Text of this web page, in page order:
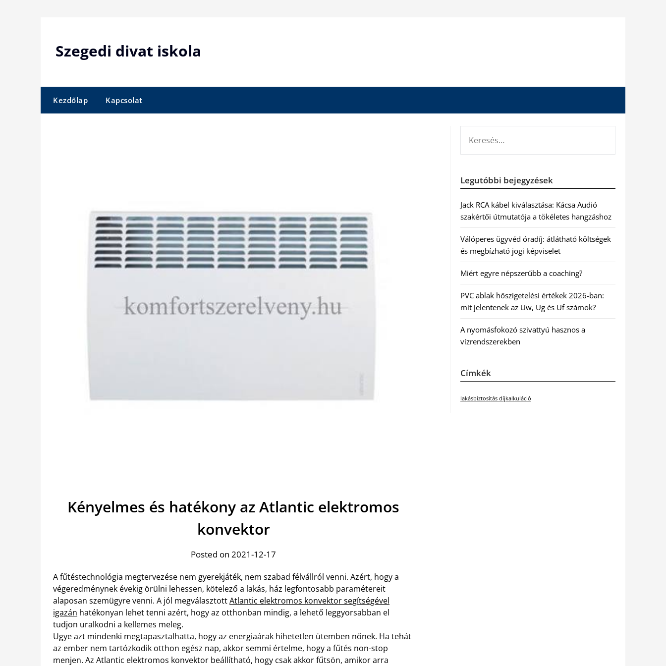
Szegedi divat iskola
Kezdőlap Kapcsolat
Kényelmes és hatékony az Atlantic elektromos
konvektor
Posted on 2021-12-17
A fűtéstechnológia megtervezése nem gyerekjáték, nem szabad félvállról venni. Azért, hogy a
végeredménynek évekig örülni lehessen, kötelező a lakás, ház legfontosabb paramétereit
alaposan szemügyre venni. A jól megválasztottAtlantic elektromos konvektor segítségével
igazán hatékonyan lehet tenni azért, hogy az otthonban mindig, a lehető leggyorsabban el
tudjon uralkodni a kellemes meleg.
Ugye azt mindenki megtapasztalhatta, hogy az energiaárak hihetetlen ütemben nőnek. Ha tehát
az ember nem tartózkodik otthon egész nap, akkor semmi értelme, hogy a fűtés non-stop
menjen. Az Atlantic elektromos konvektor beállítható, hogy csak akkor fűtsön, amikor arra
Legutóbbi bejegyzések
Jack RCA kábel kiválasztása: Kácsa Audió
szakértői útmutatója a tökéletes hangzáshoz
Válóperes ügyvéd óradíj: átlátható költségek
és megbízható jogi képviselet
Miért egyre népszerűbb a coaching?
PVC ablak hőszigetelési értékek 2026-ban:
mit jelentenek az Uw, Ug és Uf számok?
A nyomásfokozó szivattyú hasznos a
vízrendszerekben
Címkék
lakásbiztosítás díjkalkuláció